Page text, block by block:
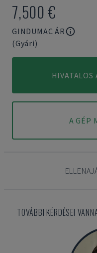
7,500 €
GINDUMAC ÁR
(Gyári)
HIVATALOS
A GÉP
TOVÁBBI KÉRDÉSEI